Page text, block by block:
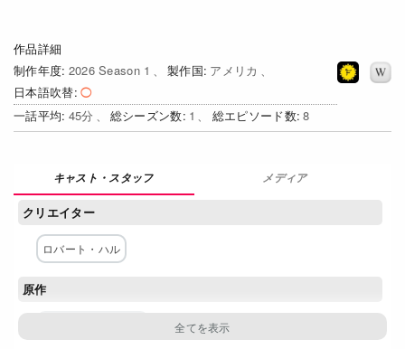
みんなの作品レビュー
Watchlist
Get Freaxフォーラム
作品詳細
制作年度 2026 Season 1 製作国 アメリカ
日本語吹替
一話平均 45 総シーズン数 1 総エピソード数 8
メディア
クリエイター
ロバート・ハル
原作